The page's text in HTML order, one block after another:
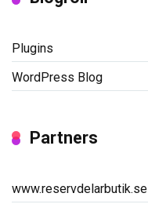
Plugins
WordPress Blog
Partners
www.reservdelarbutik.se